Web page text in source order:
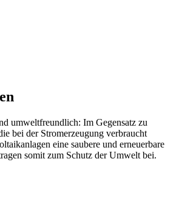
umweltfreundlich: Im Gegensatz zu
bei der Stromerzeugung verbraucht
eine saubere und erneuerbare
somit zum Schutz der Umwelt bei.